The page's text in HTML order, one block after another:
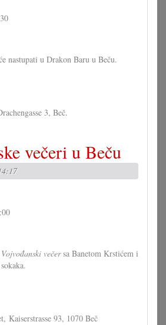
nastupati u Drakon Baru u Beču.
3, Beč.
večeri u Beču
Vojvođanski večersa Banetom Krstićem i
Kaiserstrasse 93, 1070 Beč